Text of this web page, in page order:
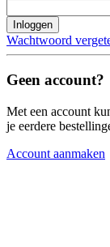
Inloggen
Wachtwoord
Geen account?
Met een account
je eerdere
Account aanmaken